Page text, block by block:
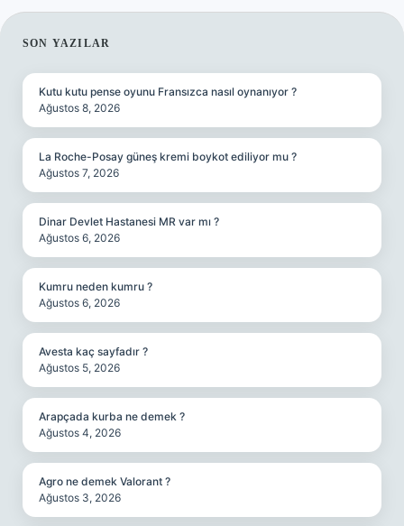
SIDEBAR
SON YAZILAR
Kutu kutu pense oyunu Fransızca nasıl oynanıyor ?
Ağustos 8, 2026
La Roche-Posay güneş kremi boykot ediliyor mu ?
Ağustos 7, 2026
Dinar Devlet Hastanesi MR var mı ?
Ağustos 6, 2026
Kumru neden kumru ?
Ağustos 6, 2026
Avesta kaç sayfadır ?
Ağustos 5, 2026
Arapçada kurba ne demek ?
Ağustos 4, 2026
Agro ne demek Valorant ?
Ağustos 3, 2026